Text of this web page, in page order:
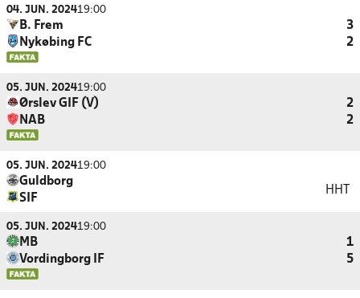
04. JUN. 202419:00
B. Frem
3
Nykøbing FC
2
05. JUN. 202419:00
Ørslev GIF (V)
2
NAB
2
05. JUN. 202419:00
Guldborg
SIF
HHT
05. JUN. 202419:00
MB
1
Vordingborg IF
5